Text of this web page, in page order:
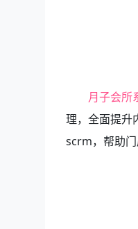
月子会所
理，全面提升
scrm，帮助门